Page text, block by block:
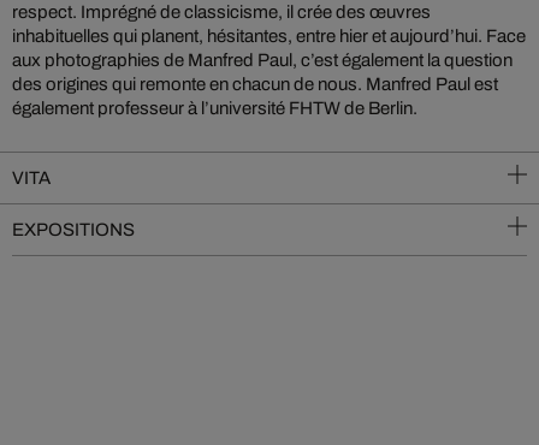
respect. Imprégné de classicisme, il crée des œuvres
inhabituelles qui planent, hésitantes, entre hier et aujourd’hui. Face
aux photographies de Manfred Paul, c’est également la question
des origines qui remonte en chacun de nous. Manfred Paul est
également professeur à l’université FHTW de Berlin.
VITA
EXPOSITIONS